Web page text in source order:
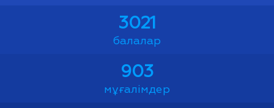
3021
балалар
903
мұғалімдер